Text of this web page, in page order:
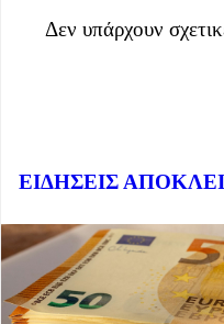
Δεν υπάρχουν
ΕΙΔΗΣΕΙΣ